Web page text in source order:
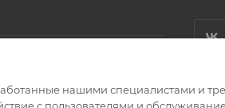
нашими специалистами и